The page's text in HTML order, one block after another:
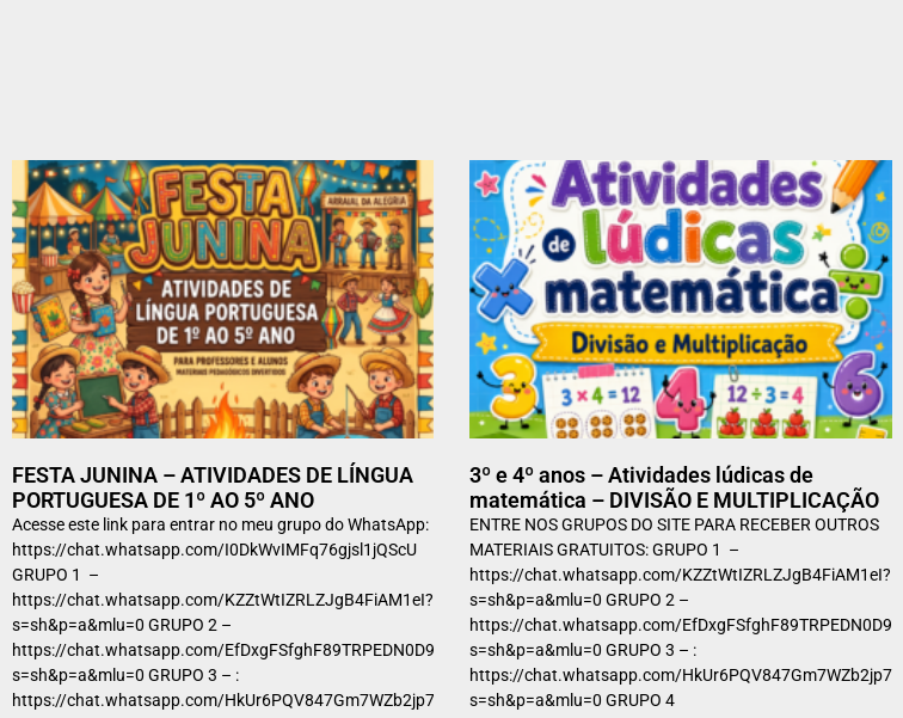
FESTA JUNINA – ATIVIDADES DE LÍNGUA
PORTUGUESA DE 1º AO 5º ANO
Acesse este link para entrar no meu grupo do WhatsApp:
https://chat.whatsapp.com/I0DkWvIMFq76gjsl1jQScU
GRUPO 1 –
https://chat.whatsapp.com/KZZtWtIZRLZJgB4FiAM1eI?
s=sh&p=a&mlu=0 GRUPO 2 –
https://chat.whatsapp.com/EfDxgFSfghF89TRPEDN0D9?
s=sh&p=a&mlu=0 GRUPO 3 – :
https://chat.whatsapp.com/HkUr6PQV847Gm7WZb2jp7a?
3º e 4º anos – Atividades lúdicas de
matemática – DIVISÃO E MULTIPLICAÇÃO
ENTRE NOS GRUPOS DO SITE PARA RECEBER OUTROS
MATERIAIS GRATUITOS: GRUPO 1 –
https://chat.whatsapp.com/KZZtWtIZRLZJgB4FiAM1eI?
s=sh&p=a&mlu=0 GRUPO 2 –
https://chat.whatsapp.com/EfDxgFSfghF89TRPEDN0D9?
s=sh&p=a&mlu=0 GRUPO 3 – :
https://chat.whatsapp.com/HkUr6PQV847Gm7WZb2jp7a?
s=sh&p=a&mlu=0 GRUPO 4